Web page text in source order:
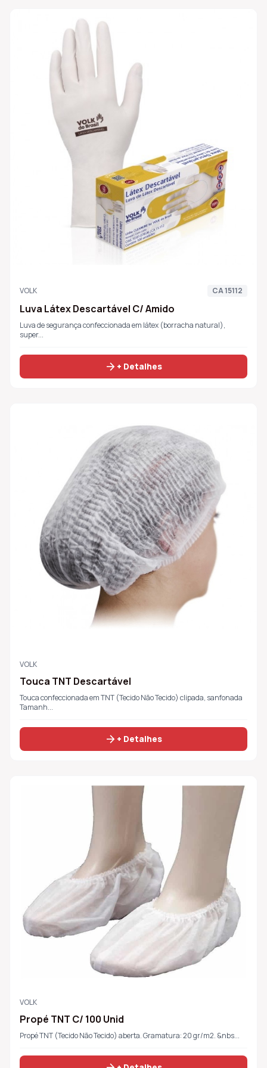
VOLK CA 15112
Luva Látex Descartável C/ Amido
Luva de segurança confeccionada em látex (borracha natural),
super...
arrow_forward + Detalhes
VOLK
Touca TNT Descartável
Touca confeccionada em TNT (Tecido Não Tecido) clipada, sanfonada
Tamanh...
arrow_forward + Detalhes
VOLK
Propé TNT C/ 100 Unid
Propé TNT (Tecido Não Tecido) aberta. Gramatura: 20 gr/m2. &nbs...